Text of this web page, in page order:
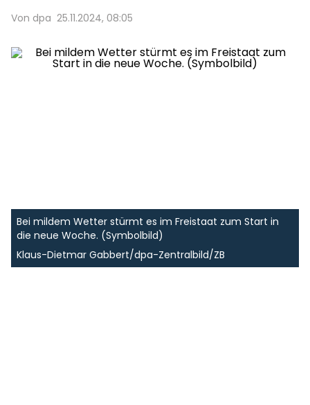
Von dpa 25.11.2024, 08:05
Bei mildem Wetter stürmt es im Freistaat zum Start in
die neue Woche. (Symbolbild)
Klaus-Dietmar Gabbert/dpa-Zentralbild/ZB